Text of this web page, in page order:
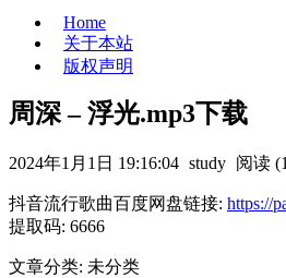
Home
关于本站
版权声明
周深 – 浮光.mp3下载
2024年1月1日 19:16:04 study 阅读
抖音流行歌曲百度网盘链接: https://
提取码: 6666
文章分类: 未分类